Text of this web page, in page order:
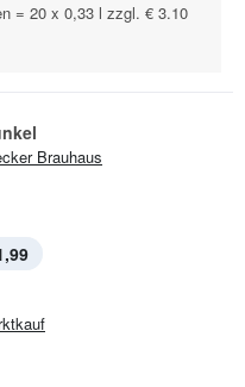
= 20 x 0,33 l zzgl. € 3.10
Brauhaus